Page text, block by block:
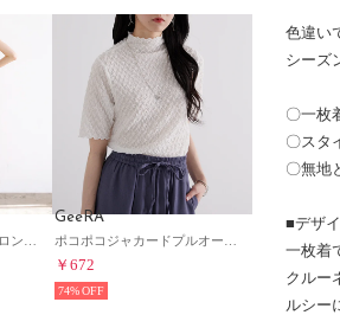
GeeRA
￥672
74%
色違い
シーズ
〇一枚
〇スタ
〇無地
■デザ
一枚着
クルー
ルシー